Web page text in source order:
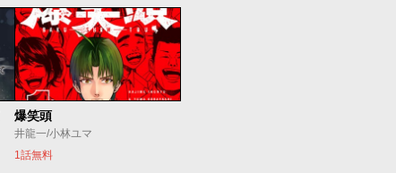
爆笑頭
井龍一/小林ユマ
1話無料